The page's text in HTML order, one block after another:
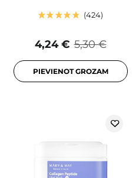
424
5,30 €
4,24 €
PIEVIENOT GROZAM